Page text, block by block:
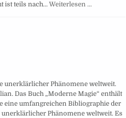
ist teils nach…Weiterlesen …
unerklärlicher Phänomene weltweit.
Das Buch „Moderne Magie“ enthält
eine umfangreichen Bibliographie der
Phänomene weltweit. Es